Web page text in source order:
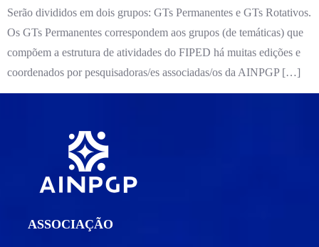
Serão divididos em dois grupos: GTs Permanentes e GTs Rotativos.
Os GTs Permanentes correspondem aos grupos (de temáticas) que
compõem a estrutura de atividades do FIPED há muitas edições e
coordenados por pesquisadoras/es associadas/os da AINPGP […]
ASSOCIAÇÃO